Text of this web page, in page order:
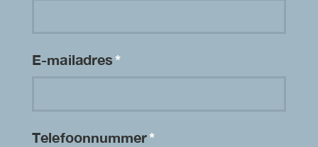
E-mailadres*
Telefoonnummer*